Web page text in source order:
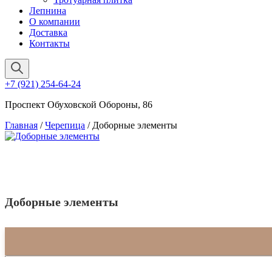
Лепнина
О компании
Доставка
Контакты
+7 (921) 254-64-24
Проспект Обуховской Обороны, 86
Главная /Черепица / Доборные элементы
Доборные элементы